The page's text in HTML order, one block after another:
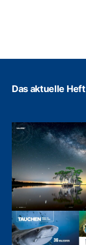
Das aktuelle Heft